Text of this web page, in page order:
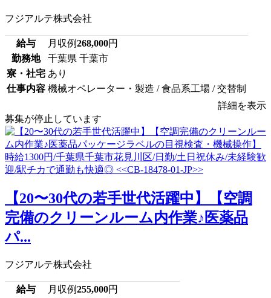
フジアルテ株式会社
給与 月収例268,000円
勤務地
千葉県 千葉市
寮・社宅 あり
仕事内容 機械オペレーター・製造 / 食品系工場 / 交替制
詳細を表示
募集が停止しています
【20〜30代の若手世代活躍中】【空調
完備のクリーンルーム内作業♪医薬品
パ...
フジアルテ株式会社
給与 月収例255,000円